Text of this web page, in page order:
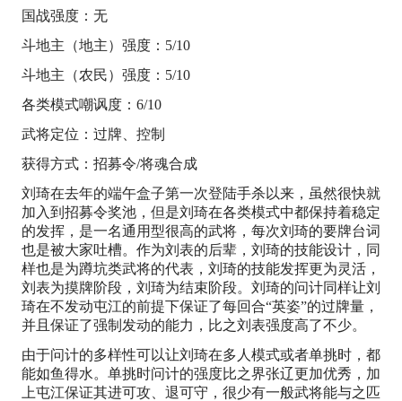
国战强度：无
斗地主（地主）强度：5/10
斗地主（农民）强度：5/10
各类模式嘲讽度：6/10
武将定位：过牌、控制
获得方式：招募令/将魂合成
刘琦在去年的端午盒子第一次登陆手杀以来，虽然很快就
加入到招募令奖池，但是刘琦在各类模式中都保持着稳定
的发挥，是一名通用型很高的武将，每次刘琦的要牌台词
也是被大家吐槽。作为刘表的后辈，刘琦的技能设计，同
样也是为蹲坑类武将的代表，刘琦的技能发挥更为灵活，
刘表为摸牌阶段，刘琦为结束阶段。刘琦的问计同样让刘
琦在不发动屯江的前提下保证了每回合“英姿”的过牌量，
并且保证了强制发动的能力，比之刘表强度高了不少。
由于问计的多样性可以让刘琦在多人模式或者单挑时，都
能如鱼得水。单挑时问计的强度比之界张辽更加优秀，加
上屯江保证其进可攻、退可守，很少有一般武将能与之匹